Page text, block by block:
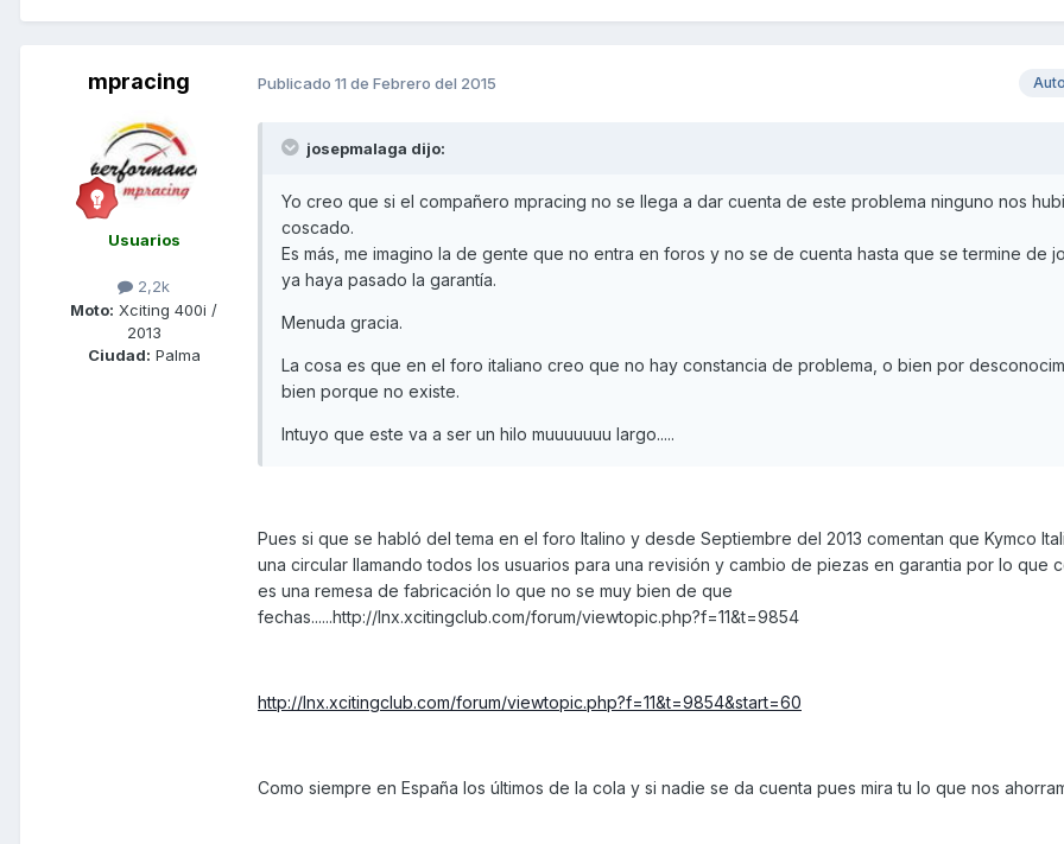
mpracing
Usuarios
2,2k
Moto: Xciting 400i /
2013
Ciudad: Palma
Publicado 11 de Febrero del 2015
josepmalaga dijo:
Yo creo que si el compañero mpracing no se llega a dar cuenta de este problema ninguno nos
coscado.
Es más, me imagino la de gente que no entra en foros y no se de cuenta hasta que se termine de
ya haya pasado la garantía.
Menuda gracia.
La cosa es que en el foro italiano creo que no hay constancia de problema, o bien por
bien porque no existe.
Intuyo que este va a ser un hilo muuuuuuu largo.....
Pues si que se habló del tema en el foro Italino y desde Septiembre del 2013 comentan que Kymco
una circular llamando todos los usuarios para una revisión y cambio de piezas en garantia por lo que
es una remesa de fabricación lo que no se muy bien de que
fechas......http://lnx.xcitingclub.com/forum/viewtopic.php?f=11&t=9854
http://lnx.xcitingclub.com/forum/viewtopic.php?f=11&t=9854&start=60
Como siempre en España los últimos de la cola y si nadie se da cuenta pues mira tu lo que nos